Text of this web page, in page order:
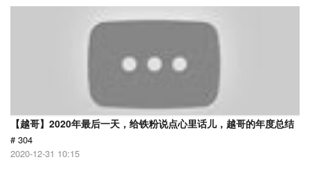
【越哥】2020年最后一天，给铁粉说点心里话儿，越哥的年度总结
# 304
2020-12-31 10:15